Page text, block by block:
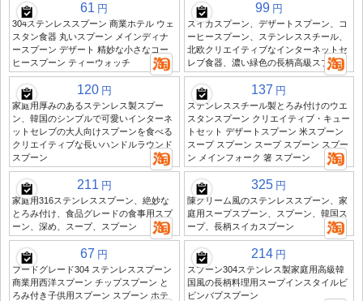
61 円
304ステンレススプーン 商業ホテル ウェ
スタン食器 丸いスプーン メインディナ
ースプーン デザート 精妙な小さなコー
ヒースプーン ティーウォッチ
99 円
スイカスプーン、デザートスプーン、コ
ーヒースプーン、ステンレススチール、
北欧クリエイティブなインターネットセ
レブ食器、濃い緑色の長柄高級スプーン
120 円
家庭用厚みのあるステンレス製スプー
ン、韓国のシンプルで可愛いインターネ
ットセレブの大人向けスプーンを食べる
クリエイティブな長いハンドルラウンド
スプーン
137 円
ステンレススチール製とろみ付けのウエ
スタンスプーン クリエイティブ・キュー
トセット デザートスプーン 米スプーン
スープ スプーン スープ スプーン スプー
ン メインフォーク 箸 スプーン
211 円
家庭用316ステンレススプーン、絶妙な
とろみ付け、食品グレードの食事用スプ
ーン、深め、スープ、スプーン
325 円
陳クリーム風のステンレススプーン、家
庭用スープスプーン、スプーン、韓国ス
ープ、長柄スイカスプーン
67 円
フードグレード304 ステンレススプーン
商業用西洋スプーン チップスプーン と
ろみ付き子供用スプーン スプーン ホテ
214 円
スプーン304ステンレス製家庭用高級韓
国風の長柄料理用スープインスタイルビ
ビンバプスプーン